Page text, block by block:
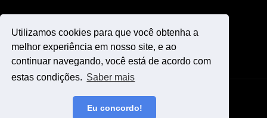
Utilizamos cookies para que você obtenha a
melhor experiência em nosso site, e ao
continuar navegando, você está de acordo com
estas condições. Saber mais
Eu concordo!
Design by -Blogger Templates